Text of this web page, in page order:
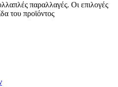
παραλλαγές. Οι επιλογές
του προϊόντος